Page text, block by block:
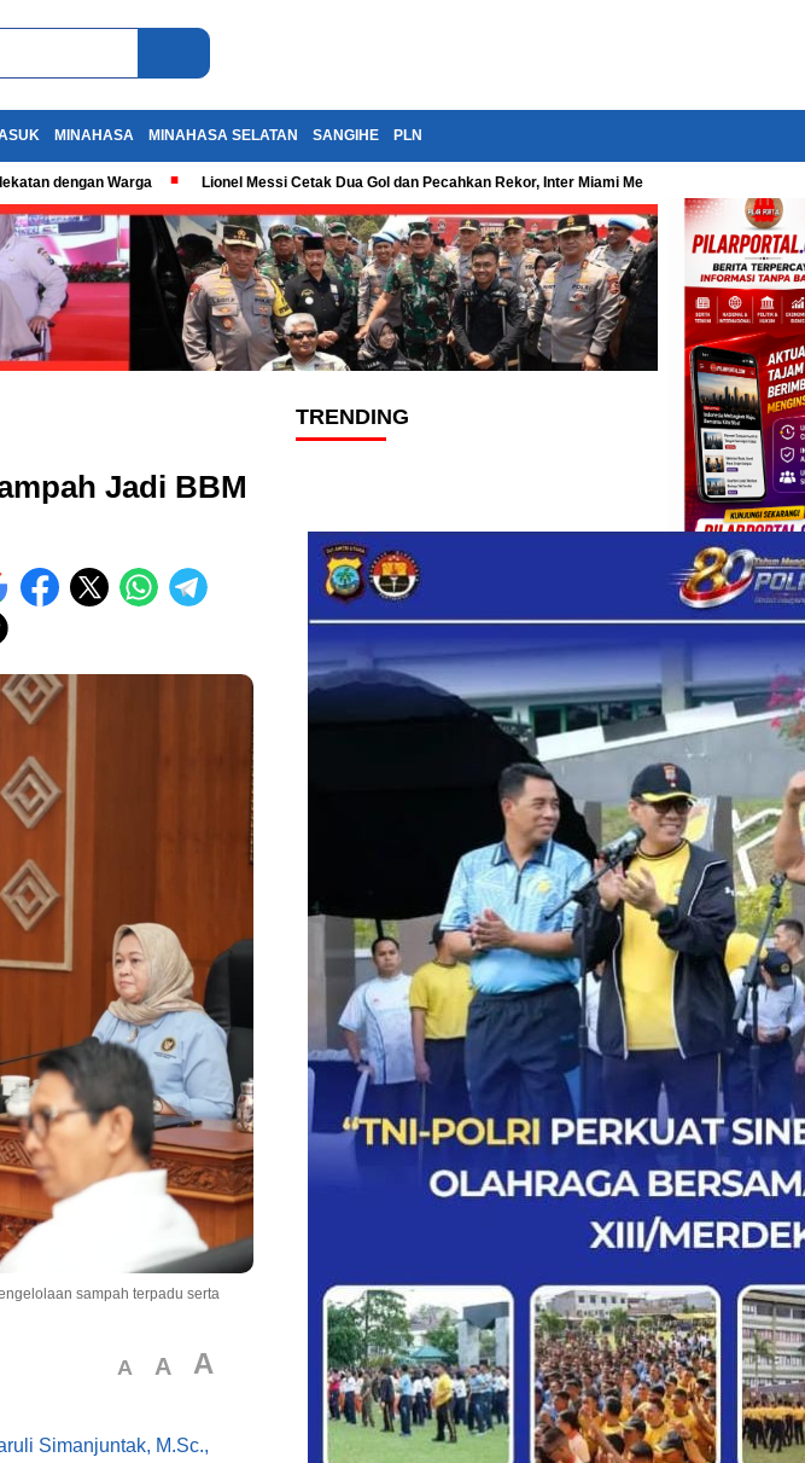
MINAHASA MINAHASA SELATAN SANGIHE PLN
dengan Warga Lionel Messi Cetak Dua Gol dan Pecahkan Rekor, Inter Miami Menang Dramatis di
Jadi BBM
sampah terpadu serta
A A A
Simanjuntak, M.Sc.,
TRENDING